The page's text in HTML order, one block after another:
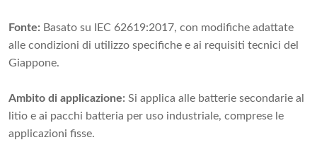
Fonte: Basato su IEC 62619:2017, con modifiche adattate
alle condizioni di utilizzo specifiche e ai requisiti tecnici del
Giappone.
Ambito di applicazione: Si applica alle batterie secondarie al
litio e ai pacchi batteria per uso industriale, comprese le
applicazioni fisse.